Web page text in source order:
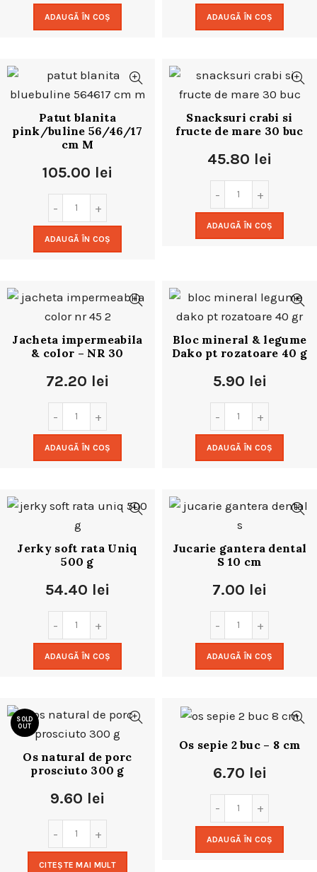
ADAUGĂ ÎN COȘ ADAUGĂ ÎN COȘ
Patut blanita
pink/buline 56/46/17
cm M
105.00 lei
ADAUGĂ ÎN COȘ
Snacksuri crabi si
fructe de mare 30 buc
45.80 lei
ADAUGĂ ÎN COȘ
Jacheta impermeabila
& color – NR 30
72.20 lei
ADAUGĂ ÎN COȘ
Bloc mineral & legume
Dako pt rozatoare 40 g
5.90 lei
ADAUGĂ ÎN COȘ
Jerky soft rata Uniq
500 g
54.40 lei
ADAUGĂ ÎN COȘ
Jucarie gantera dental
S 10 cm
7.00 lei
ADAUGĂ ÎN COȘ
SOLD
OUT
Os natural de porc
prosciuto 300 g
9.60 lei
CITEȘTE MAI MULT
Os sepie 2 buc – 8 cm
6.70 lei
ADAUGĂ ÎN COȘ